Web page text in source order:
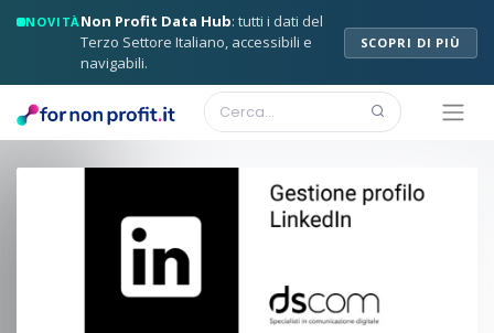
NOVITÀNon Profit Data Hub: tutti i dati del
Terzo Settore Italiano, accessibili e
navigabili.
SCOPRI DI PIÙ